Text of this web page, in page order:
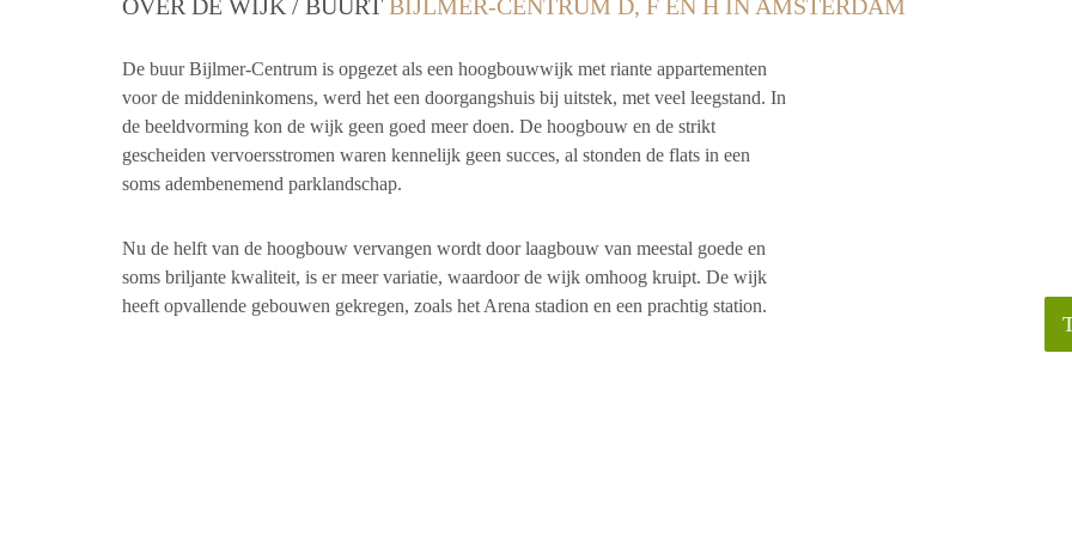
OVER DE WIJK / BUURT BIJLMER-CENTRUM D, F EN H IN AMSTERDAM
De buur Bijlmer-Centrum is opgezet als een hoogbouwwijk met riante appartementen
voor de middeninkomens, werd het een doorgangshuis bij uitstek, met veel leegstand. In
de beeldvorming kon de wijk geen goed meer doen. De hoogbouw en de strikt
gescheiden vervoersstromen waren kennelijk geen succes, al stonden de flats in een
soms adembenemend parklandschap.
Nu de helft van de hoogbouw vervangen wordt door laagbouw van meestal goede en
soms briljante kwaliteit, is er meer variatie, waardoor de wijk omhoog kruipt. De wijk
heeft opvallende gebouwen gekregen, zoals het Arena stadion en een prachtig station.